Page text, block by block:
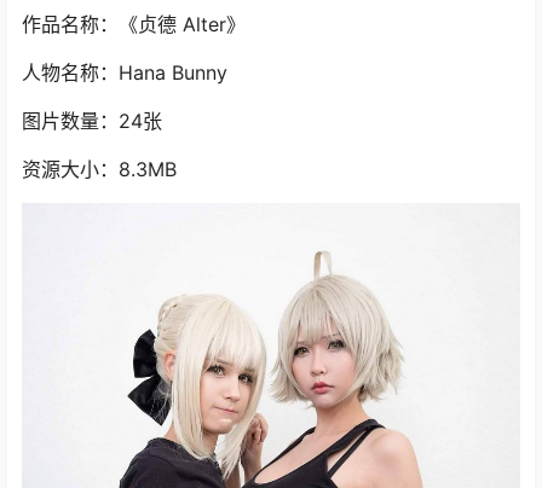
作品名称：《贞德 Alter》
人物名称：Hana Bunny
图片数量：24张
资源大小：8.3MB